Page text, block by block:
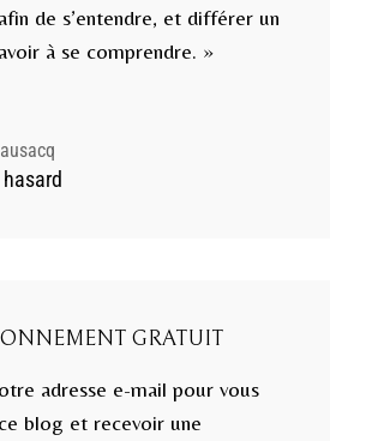
de s’entendre, et différer un
à se comprendre. »
GRATUIT
adresse e-mail pour vous
blog et recevoir une